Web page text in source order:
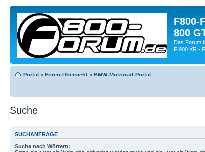
F800-
800
Das Forum
F 900 XR -
Portal » Foren-Übersicht » BMW-Motorrad-Portal
Suche
SUCHANFRAGE
Suche nach Wörtern: